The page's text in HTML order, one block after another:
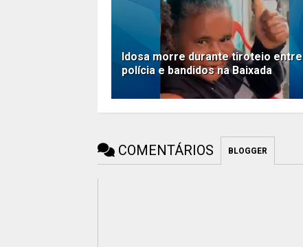
Idosa morre durante tiroteio entre
polícia e bandidos na Baixada
COMENTÁRIOS BLOGGER